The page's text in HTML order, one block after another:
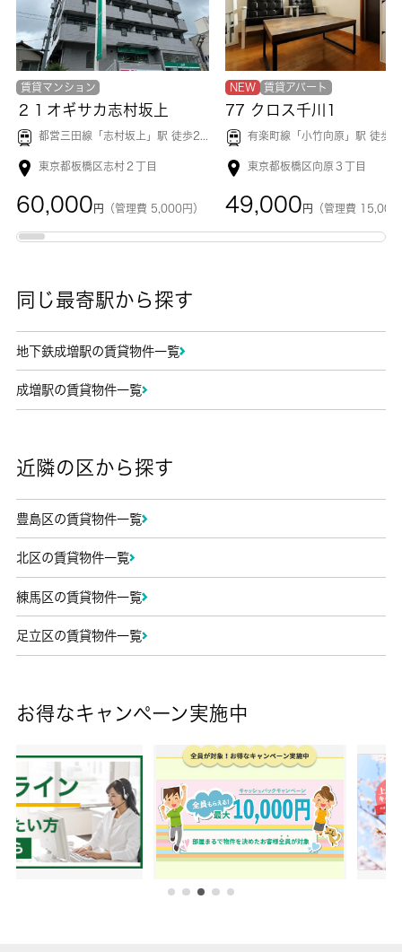
賃貸マンション
２１オギサカ志村坂上
都営三田線「 志村坂上 」駅 徒歩2分
東京都板橋区志村２丁目
60,000 円 （管理費 5,000円）
NEW 賃貸アパート
77 クロス千川1
有楽町線「 小竹向原 」駅 徒歩8
東京都板橋区向原３丁目
49,000 円 （管理費 15,000
同じ最寄駅から探す
地下鉄成増駅の賃貸物件一覧
成増駅の賃貸物件一覧
近隣の区から探す
豊島区の賃貸物件一覧
北区の賃貸物件一覧
練馬区の賃貸物件一覧
足立区の賃貸物件一覧
お得なキャンペーン実施中